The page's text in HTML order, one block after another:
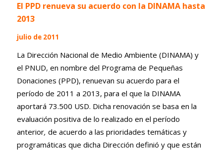
El PPD renueva su acuerdo con la DINAMA hasta
2013
julio de 2011
La Dirección Nacional de Medio Ambiente (DINAMA) y
el PNUD, en nombre del Programa de Pequeñas
Donaciones (PPD), renuevan su acuerdo para el
período de 2011 a 2013, para el que la DINAMA
aportará 73.500 USD. Dicha renovación se basa en la
evaluación positiva de lo realizado en el período
anterior, de acuerdo a las prioridades temáticas y
programáticas que dicha Dirección definió y que están